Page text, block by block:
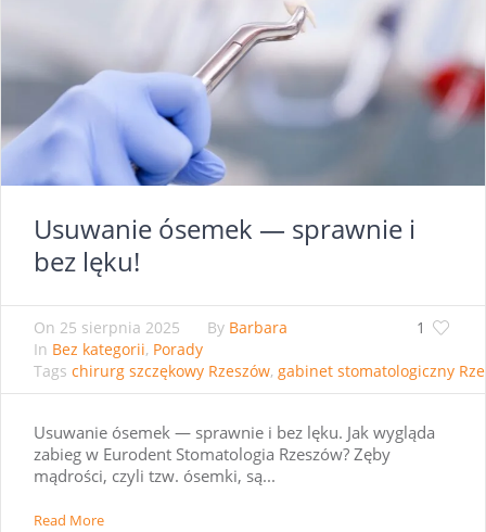
Usuwanie ósemek — sprawnie i
bez lęku!
1
On 25 sierpnia 2025 By Barbara
In Bez kategorii, Porady
Tags chirurg szczękowy Rzeszów, gabinet stomatologiczny
Usuwanie ósemek — sprawnie i bez lęku. Jak wygląda
zabieg w Eurodent Stomatologia Rzeszów? Zęby
mądrości, czyli tzw. ósemki, są...
Read More